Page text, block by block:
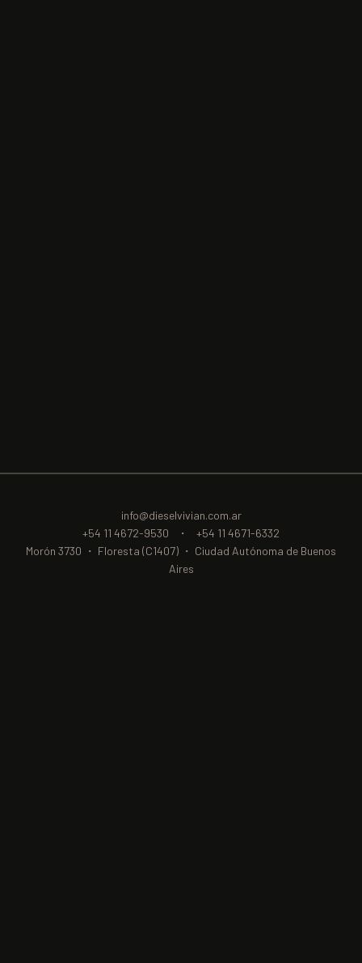
info@dieselvivian.com.ar
+54 11 4672-9530 ・ +54 11 4671-6332
Morón 3730 ・ Floresta (C1407) ・ Ciudad Autónoma de Buenos
Aires